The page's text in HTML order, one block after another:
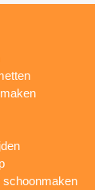
schoonmaken